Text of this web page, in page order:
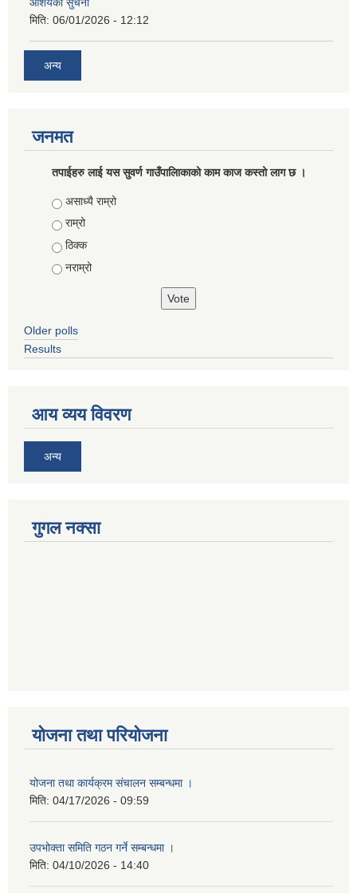
आशयको सुचना
मिति: 06/01/2026 - 12:12
अन्य
जनमत
तपाईहरु लाई यस सुवर्ण गाउँपालिाकाको काम काज कस्तो लाग छ ।
Choices
असाध्यै राम्रो
राम्रो
ठिक्क
नराम्रो
Older polls
Results
आय व्यय विवरण
अन्य
गुगल नक्सा
योजना तथा परियोजना
योजना तथा कार्यक्रम संचालन सम्बन्धमा ।
मिति: 04/17/2026 - 09:59
उपभोक्ता समिति गठन गर्ने सम्बन्धमा ।
मिति: 04/10/2026 - 14:40